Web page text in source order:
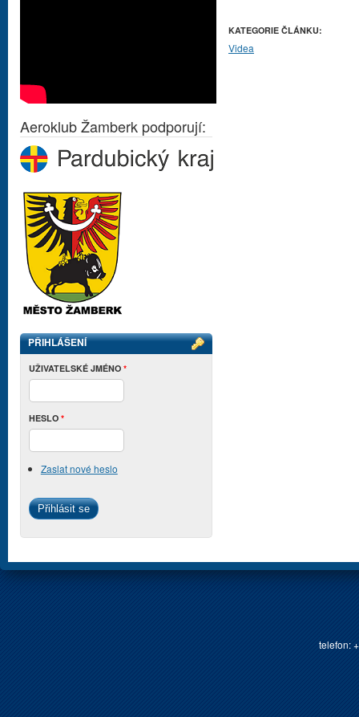
KATEGORIE ČLÁNKU:
Videa
Aeroklub Žamberk podporují:
PŘIHLÁŠENÍ
UŽIVATELSKÉ JMÉNO *
HESLO *
Zaslat nové heslo
telefon: